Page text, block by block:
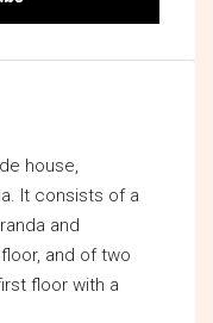
house,
It consists of a
and
and of two
floor with a